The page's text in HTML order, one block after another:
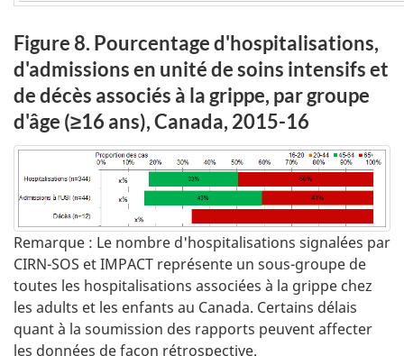
Note
x
Figure 8. Pourcentage d'hospitalisations,
d'admissions en unité de soins intensifs et
de décès associés à la grippe, par groupe
d'âge (≥16 ans), Canada, 2015-16
Remarque : Le nombre d'hospitalisations signalées par
CIRN-SOS et IMPACT représente un sous-groupe de
toutes les hospitalisations associées à la grippe chez
les adults et les enfants au Canada. Certains délais
quant à la soumission des rapports peuvent affecter
les données de façon rétrospective.